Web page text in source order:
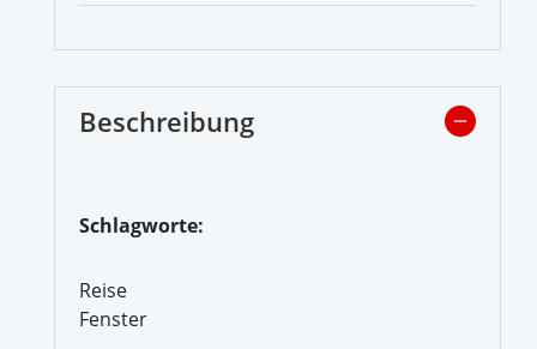
Beschreibung
Schlagworte:
Reise
Fenster